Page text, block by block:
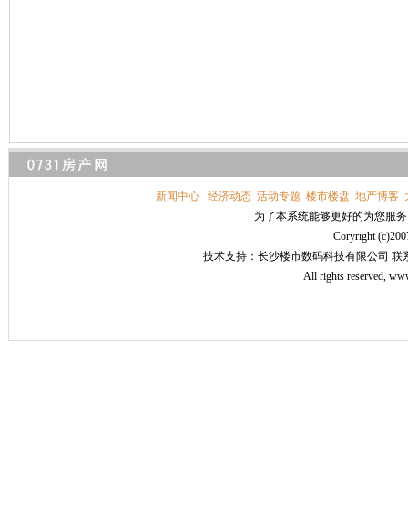
新闻中心 经济动态 活动专题 楼市楼盘 地产博客
为了本系统能够更好的为您服
Coryright
技术支持：长沙楼市数码科技有限公司 联
All rights reserved,